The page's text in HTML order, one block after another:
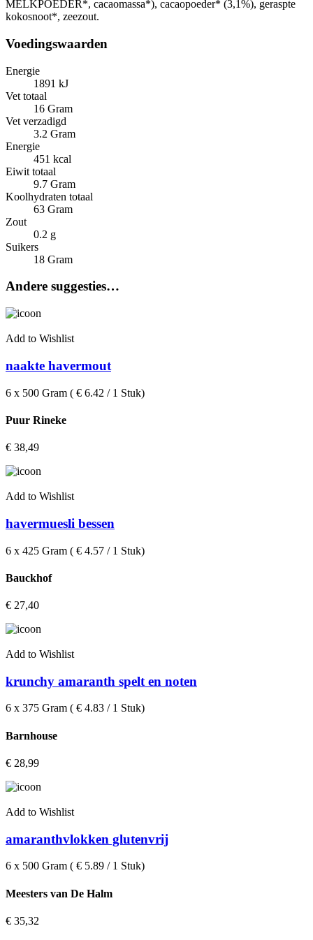
MELKPOEDER*, cacaomassa*), cacaopoeder* (3,1%), geraspte
kokosnoot*, zeezout.
Voedingswaarden
Energie
1891 kJ
Vet totaal
16 Gram
Vet verzadigd
3.2 Gram
Energie
451 kcal
Eiwit totaal
9.7 Gram
Koolhydraten totaal
63 Gram
Zout
0.2 g
Suikers
18 Gram
Andere suggesties…
Add to Wishlist
naakte havermout
6 x 500 Gram ( € 6.42 / 1 Stuk)
Puur Rineke
€ 38,49
Add to Wishlist
havermuesli bessen
6 x 425 Gram ( € 4.57 / 1 Stuk)
Bauckhof
€ 27,40
Add to Wishlist
krunchy amaranth spelt en noten
6 x 375 Gram ( € 4.83 / 1 Stuk)
Barnhouse
€ 28,99
Add to Wishlist
amaranthvlokken glutenvrij
6 x 500 Gram ( € 5.89 / 1 Stuk)
Meesters van De Halm
€ 35,32